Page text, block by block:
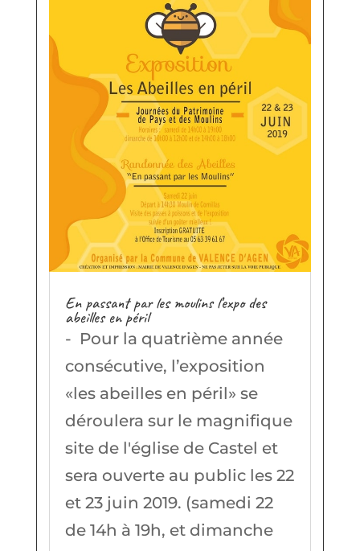
En passant par les moulins l’expo des
abeilles en péril
- Pour la quatrième année
consécutive, l’exposition
«les abeilles en péril» se
déroulera sur le magnifique
site de l'église de Castel et
sera ouverte au public les 22
et 23 juin 2019. (samedi 22
de 14h à 19h, et dimanche